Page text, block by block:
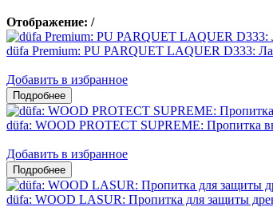
Отображение: /
düfa Premium: PU PARQUET LAQUER D333:
Добавить в избранное
düfa: WOOD PROTECT SUPREME: Пропитка
Добавить в избранное
düfa: WOOD LASUR: Пропитка для защиты